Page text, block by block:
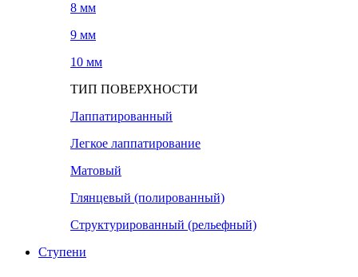
8 мм
9 мм
10 мм
ТИП ПОВЕРХНОСТИ
Лаппатированный
Легкое лаппатирование
Матовый
Глянцевый (полированный)
Структурированный (рельефный)
Ступени